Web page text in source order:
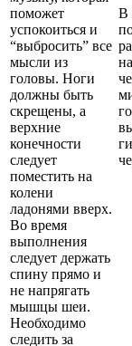
поможет
успокоиться и
“выбросить” все
мысли из
головы. Ноги
должны быть
скрещены, а
верхние
конечности
следует
поместить на
колени
ладонями вверх.
Во время
выполнения
следует держать
спину прямо и
не напрягать
мышцы шеи.
Необходимо
следить за
В